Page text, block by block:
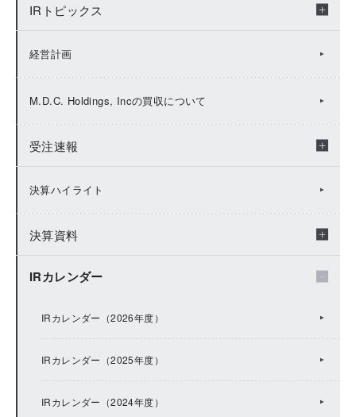
IRトピックス
2026年：IRトピックス
経営計画
M.D.C. Holdings, Incの買収について
受注速報
2026年：受注速報
2025年：受注速報
2024年：受注速報
2023年：受注速報
2022年：受注速報
2021年：受注速報
決算ハイライト
決算資料
年度別決算資料
決算短信
説明会資料
FACTBOOK
IRカレンダー
IRカレンダー（2026年度）
IRカレンダー（2025年度）
IRカレンダー（2024年度）